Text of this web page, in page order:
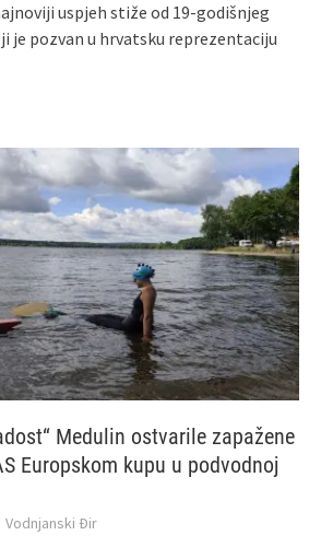
uspjeh stiže od 19‑godišnjeg
je pozvan u hrvatsku reprezentaciju
Medulin ostvarile zapažene
Europskom kupu u podvodnoj
Vodnjanski Đir